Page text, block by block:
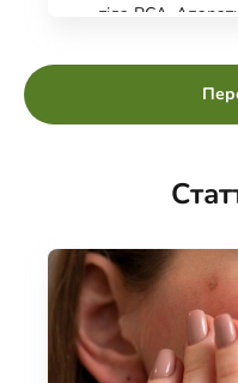
тіла PCA,
Апаратна
фігури ICOONE
Радіоліфтинг
Шугаринг,
терапія, Догляд
Чистка обличчя,
(Fire&Ice),